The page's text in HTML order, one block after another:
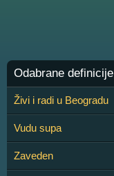
Odabrane definicije
Živi i radi u Beogradu
Vudu supa
Zaveden